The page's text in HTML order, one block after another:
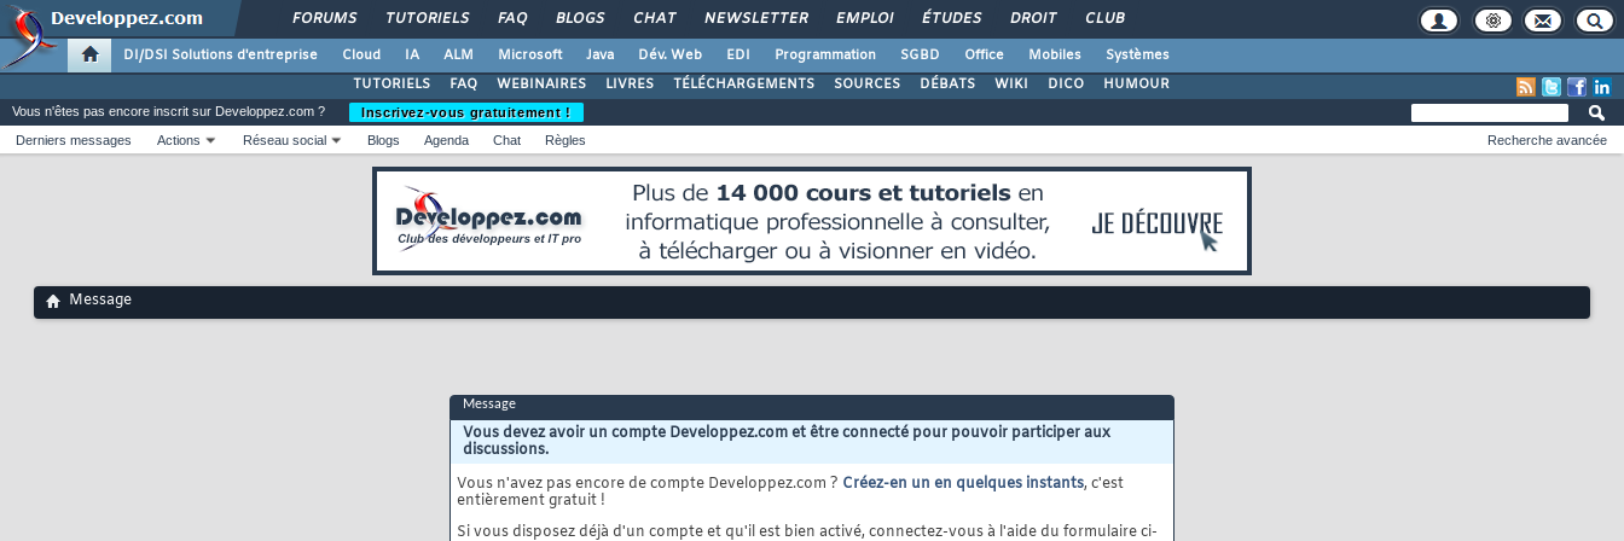
FORUMS TUTORIELS FAQ BLOGS CHAT NEWSLETTER EMPLOI ÉTUDES DROIT CLUB
DI/DSI Solutions d'entreprise Cloud IA ALM Microsoft Java Dév. Web EDI Programmation SGBD Office Mobiles
Systèmes
TUTORIELS
FAQ WEBINAIRES LIVRES TÉLÉCHARGEMENTS SOURCES DÉBATS WIKI DICO HUMOUR
Vous n'êtes pas encore inscrit sur Developpez.com ?
Inscrivez-vous gratuitement !
Derniers messages
Actions Réseau social Blogs Agenda Chat Règles Recherche avancée
Message
Message
Vous devez avoir un compte Developpez.com et être connecté pour pouvoir participer aux
discussions.
Vous n'avez pas encore de compte Developpez.com ? Créez-en un en quelques instants, c'est
entièrement gratuit !
Si vous disposez déjà d'un compte et qu'il est bien activé, connectez-vous à l'aide du formulaire ci-